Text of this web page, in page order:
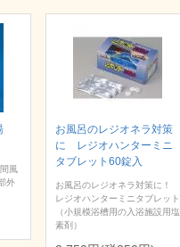
風
外
お風呂のレジオネラ対策
に レジオハンターミニ
タブレット60錠入
お風呂のレジオネラ対策に！
レジオハンターミニタブレット
（小規模浴槽用の入浴施設用塩
素剤）